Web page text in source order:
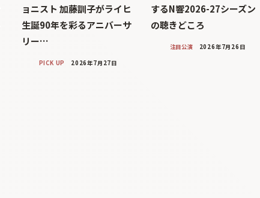
ョニスト 加藤訓子がライヒ
生誕90年を彩るアニバーサ
リー…
PICK UP 2026年7月27日
するN響2026-27シーズン
の聴きどころ
注目公演 2026年7月26日